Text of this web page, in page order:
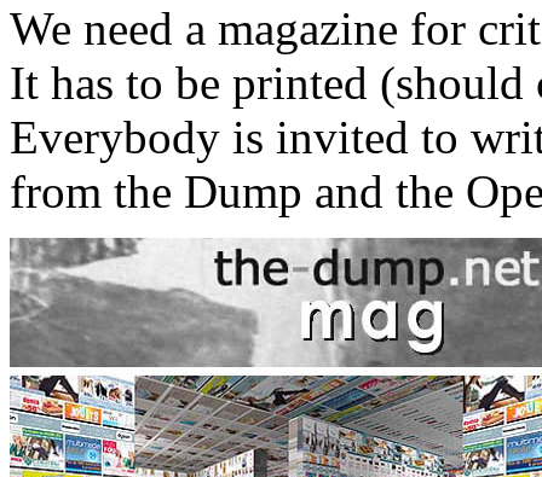
We need a magazine for
It has to be printed
Everybody is invited to
from the Dump and the